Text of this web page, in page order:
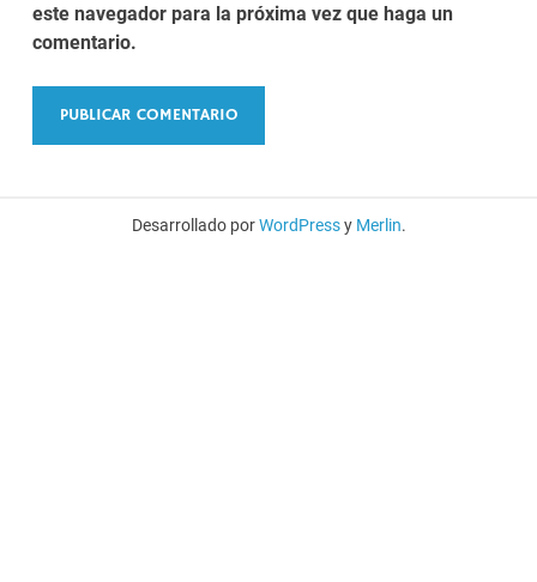
este navegador para la próxima vez que haga un
comentario.
Desarrollado porWordPressy Merlin.